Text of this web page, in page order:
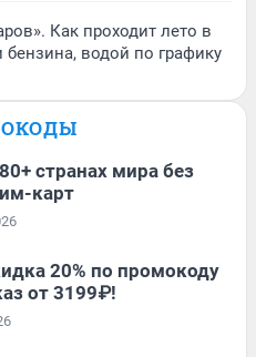
Как проходит лето в
водой по графику
странах мира без
карт
20% по промокоду
от 3199₽!